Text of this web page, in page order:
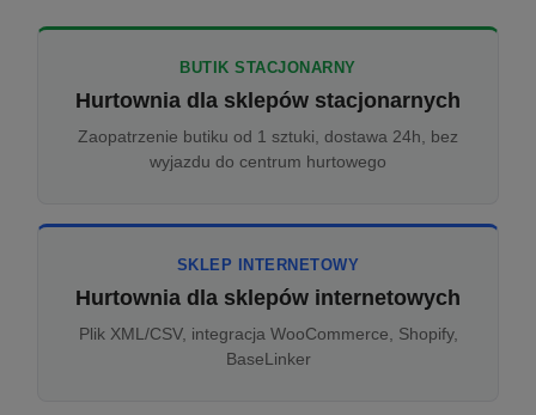
BUTIK STACJONARNY
Hurtownia dla sklepów stacjonarnych
Zaopatrzenie butiku od 1 sztuki, dostawa 24h, bez
wyjazdu do centrum hurtowego
SKLEP INTERNETOWY
Hurtownia dla sklepów internetowych
Plik XML/CSV, integracja WooCommerce, Shopify,
BaseLinker